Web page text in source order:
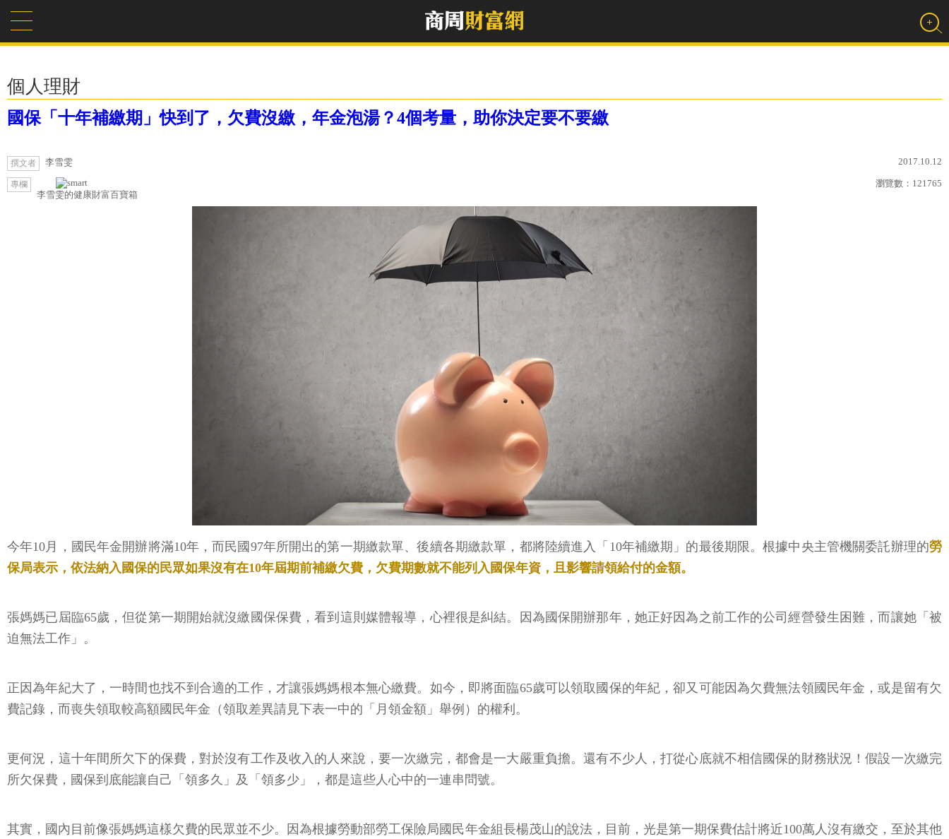
個人理財
國保「十年補繳期」快到了，欠費沒繳，年金泡湯？4個考量，助你決定要不要繳
撰文者 李雪雯 2017.10.12
專欄
李雪雯的健康財富百寶箱
瀏覽數： 121765
今年10月，國民年金開辦將滿10年，而民國97年所開出的第一期繳款單、後續各期繳款單，都將陸續進入「10年補繳期」的最後期限。根據中央主管機關委託辦理的勞
保局表示，依法納入國保的民眾如果沒有在10年屆期前補繳欠費，欠費期數就不能列入國保年資，且影響請領給付的金額。
張媽媽已屆臨65歲，但從第一期開始就沒繳國保保費，看到這則媒體報導，心裡很是糾結。因為國保開辦那年，她正好因為之前工作的公司經營發生困難，而讓她「被
迫無法工作」。
正因為年紀大了，一時間也找不到合適的工作，才讓張媽媽根本無心繳費。如今，即將面臨65歲可以領取國保的年紀，卻又可能因為欠費無法領國民年金，或是留有欠
費記錄，而喪失領取較高額國民年金（領取差異請見下表一中的「月領金額」舉例）的權利。
更何況，這十年間所欠下的保費，對於沒有工作及收入的人來說，要一次繳完，都會是一大嚴重負擔。還有不少人，打從心底就不相信國保的財務狀況！假設一次繳完
所欠保費，國保到底能讓自己「領多久」及「領多少」，都是這些人心中的一連串問號。
其實，國內目前像張媽媽這樣欠費的民眾並不少。因為根據勞動部勞工保險局國民年金組長楊茂山的說法，目前，光是第一期保費估計將近100萬人沒有繳交，至於其他